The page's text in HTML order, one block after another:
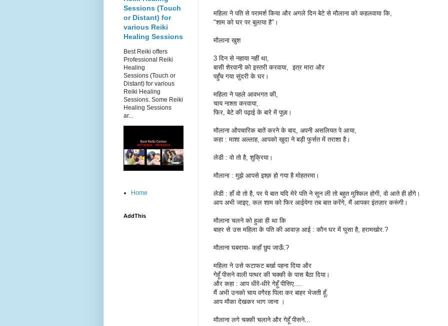
महिला ने पति से परामर्श किया और अगले दिन बेटे से मौलाना को कहलवाया कि,
"शाम को घर पर बुलाया है"।
मौलाना खुश
3 दिन से नहाया नहीं था,
बासी शेरवानी को इस्तरी करवाया, इत्र मारा और
पहुँच गया सुंदरी के घर।
महिला ने पहले आवभगत की,
चाय नाश्ता करवाया,
फिर, बेटे की पढ़ाई के बारे में पूछा।
मौलाना औपचारिक बातें करने के बाद, अपनी असलियत पे आया,
कहा : माशा अल्लाह, आपको खुदा ने बड़ी फुर्सत में तराशा है।
लेडी : वो तो है, शुक्रिया।
मौलाना : मुझे आपसे इश्क़ हो गया है मोहतरमा।
लेडी : हाँ वो तो है, पर ये बात यदि मेरे पति ने सुन ली तो बहुत मुश्किल होगी, वो आते ही होंगे।
आप अभी जाइए, कल शाम को फिर आईयेगा तब बात करेंगे, मैं आपका इंतज़ार करूंगी।
मौलाना चलने को हुआ ही था कि
बाहर से उस महिला के पति की आवाज़ आई : कौन घर में घुसा है, हरामखोर.?
मौलाना घबराया- कहाँ छुप जाऊँ.?
महिला ने उसे फटाफट बर्खा पहना दिया और
गेहूँ पीसने वाली पत्थर की चक्की के पास बैठा दिया।
और कहा : आप धीरे-धीरे गेहूँ पीसिए....
मैं अभी उनको चाय वगैरह पिला कर बाहर भेजती हूँ,
आप मौका देखकर भाग जाना ।
मौलाना लगे चक्की चलाने और गेहूँ पीसने...
Sessions (Touch
or Distant) for
various Reiki
Healing Sessions
Best Reiki offers
Professional Reiki
Healing
Sessions (Touch or
Distant) for various
Reiki Healing
Sessions. Some Reiki
Healing Sessions
ar...
Home
AddThis